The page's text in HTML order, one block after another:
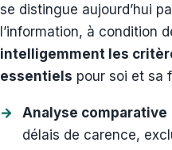
se distingue aujourd’hui
l’information, à condition
intelligemment les
essentiels pour soi et sa
Analyse comparative
délais de carence,